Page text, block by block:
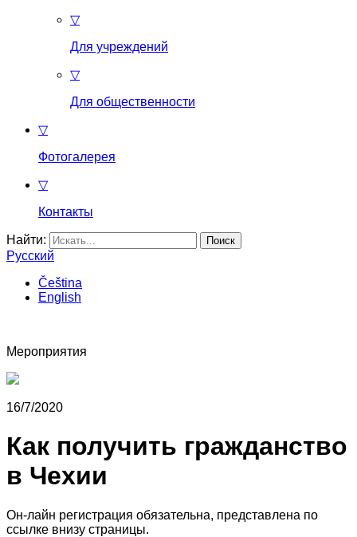
▽
Для учреждений
▽
Для общественности
▽
Фотогалерея
▽
Контакты
Найти:
Русский
Čeština
English
Мероприятия
16/7/2020
Как получить гражданство
в Чехии
Он-лайн регистрация обязательна, представлена по
ссылке внизу страницы.